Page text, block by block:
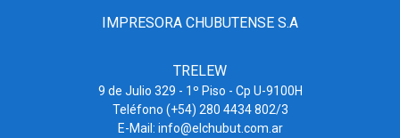
IMPRESORA CHUBUTENSE S.A
TRELEW
9 de Julio 329 - 1º Piso - Cp U-9100H
Teléfono (+54) 280 4434 802/3
E-Mail: info@elchubut.com.ar